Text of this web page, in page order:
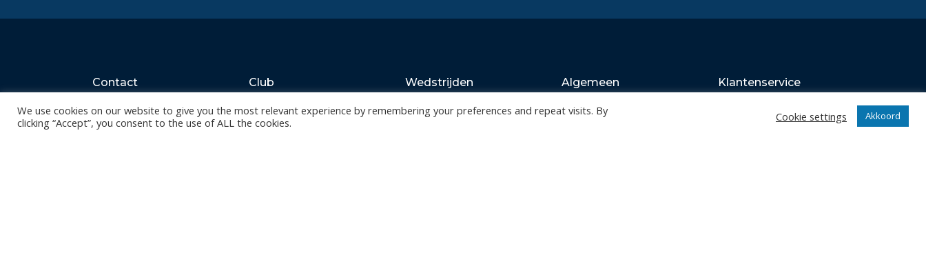
Contact
8800 Roeselare
office@knackvolley.be
Club
Team
Wedstrijden
Abonnementen
Algemeen
Events
Klantenservice
Algemene voorwaarden
We use cookies on our website to give you the most relevant experience by remembering your preferences and repeat visits. By
clicking “Accept”, you consent to the use of ALL the cookies.
Cookie settings Akkoord